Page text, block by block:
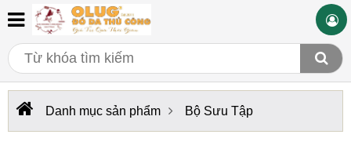
Danh mục sản phẩm Bộ Sưu Tập